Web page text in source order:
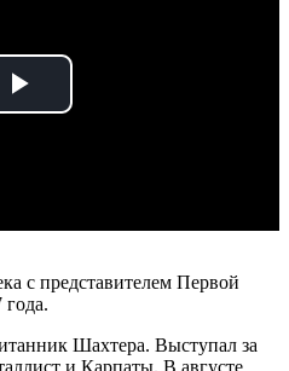
Play
с представителем Первой
года.
Шахтера. Выступал за